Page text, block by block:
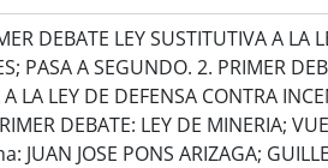
DEBATE LEY SUSTITUTIVA A LA
PASA A SEGUNDO. 2. PRIMER
LA LEY DE DEFENSA CONTRA
DEBATE: LEY DE MINERIA;
JUAN JOSE PONS ARIZAGA;